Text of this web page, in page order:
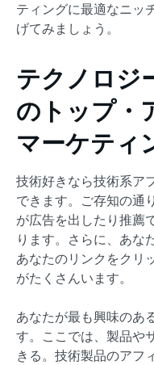
ティングに最適なニッ
げてみましょう。
テクノロジ
のトップ・
マーケティ
技術好きなら技術系ア
できます。ご存知の通
が広告を出したり推薦
ります。さらに、あな
あなたのリンクをクリ
がたくさんいます。
あなたが最も興味のあ
す。ここでは、製品や
きる。技術製品のアフ